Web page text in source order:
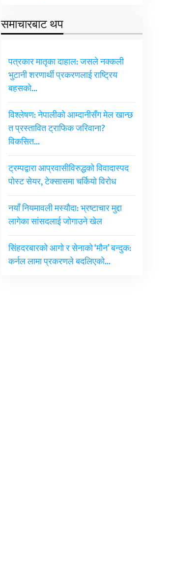
समाचारबाट थप
पत्रकार मातृका दाहाल: जसले नक्कली
भुटानी शरणार्थी प्रकरणलाई राष्ट्रिय
बहसको…
विश्लेषण: नेपालीको आम्दानीसँग मेल खान्छ
त प्रस्तावित ट्राफिक जरिवाना?
विकसित…
ट्रम्पद्वारा आप्रवासीविरुद्धको विवादास्पद
पोस्ट सेयर, टेक्सासमा चर्कियो विरोध
नयाँ नियमावली मस्यौदा: भ्रष्टाचार मुद्दा
लागेका सांसदलाई जोगाउने खेल
सिंहदरबारको आगो र सेनाको ‘मौन’ बन्दुक:
कर्नल लामा प्रकरणले बदलिएको…